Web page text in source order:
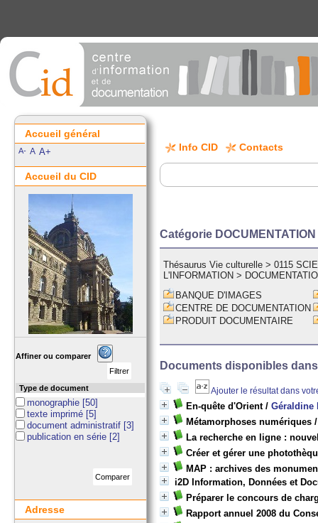
Info CID Contacts
Catégorie DOCUMENTATION
Thésaurus Vie culturelle >0115
L'INFORMATION >
BANQUE D'IMAGES
CENTRE DE DOCUMENTATION
PRODUIT DOCUMENTAIRE
Documents disponibles
Ajouter le résultat dans
En-quête d'Orient/Géraldine
Métamorphoses numériques
La recherche en ligne :
Créer et gérer une
MAP : archives des
i2D Information, Données et
Préparer le concours de
Rapport annuel 2008 du
Accueil général
A- A A+
Accueil du CID
Affiner ou comparer
Type de document
monographie [50]
texte imprimé [5]
document administratif [3]
publication en série [2]
Adresse